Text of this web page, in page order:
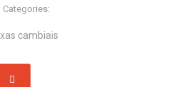
Categories: